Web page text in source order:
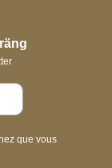
que vous